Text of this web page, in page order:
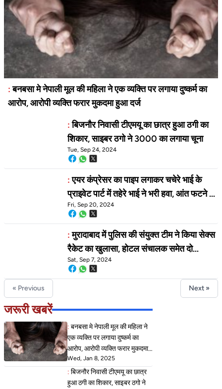
:बनबसा मे नेपाली मूल की महिला ने एक व्यक्ति पर लगाया दुष्कर्म का
आरोप, आरोपी व्यक्ति फरार मुकदमा हुआ दर्ज
:बिजनौर निवासी टीएमयू का छात्र हुआ ठगी का
शिकार, साइबर ठगो ने 3000 का लगाया चूना
Tue, Sep 24, 2024
:एयर कंप्रेसर का पाइप लगाकर चचेरे भाई के
प्राइवेट पार्ट में तहेरे भाई ने भरी हवा, आंत फटने से
उपचार के दौरान भाई की हुई मौत मचा हड़कंप
Fri, Sep 20, 2024
:मुरादाबाद में पुलिस की संयुक्त टीम ने किया सेक्स
रैकेट का खुलासा, होटल संचालक समेत दो
गिरफ्तार
Sat, Sep 7, 2024
« Previous Next »
जरूरी खबरें
: बनबसा मे नेपाली मूल की महिला ने
एक व्यक्ति पर लगाया दुष्कर्म का
आरोप, आरोपी व्यक्ति फरार मुकदमा
हुआ दर्ज
Wed, Jan 8, 2025
: बिजनौर निवासी टीएमयू का छात्र
हुआ ठगी का शिकार, साइबर ठगो ने